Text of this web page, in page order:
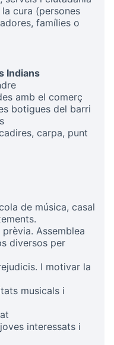
cura (persones
famílies o
Indians
amb el comerç
botigues del barri
carpa, punt
de música, casal
Assemblea
diversos per
I motivar la
musicals i
interessats i